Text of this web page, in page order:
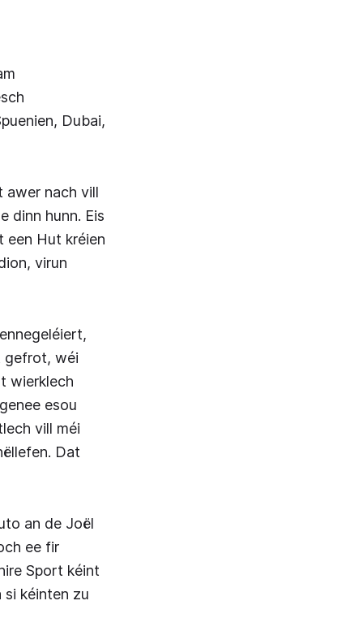
Dubai,
awer nach vill
dinn hunn. Eis
een Hut kréien
virun
gefrot, wéi
wierklech
esou
vill méi
Dat
an de Joël
ee fir
Sport kéint
si kéinten zu